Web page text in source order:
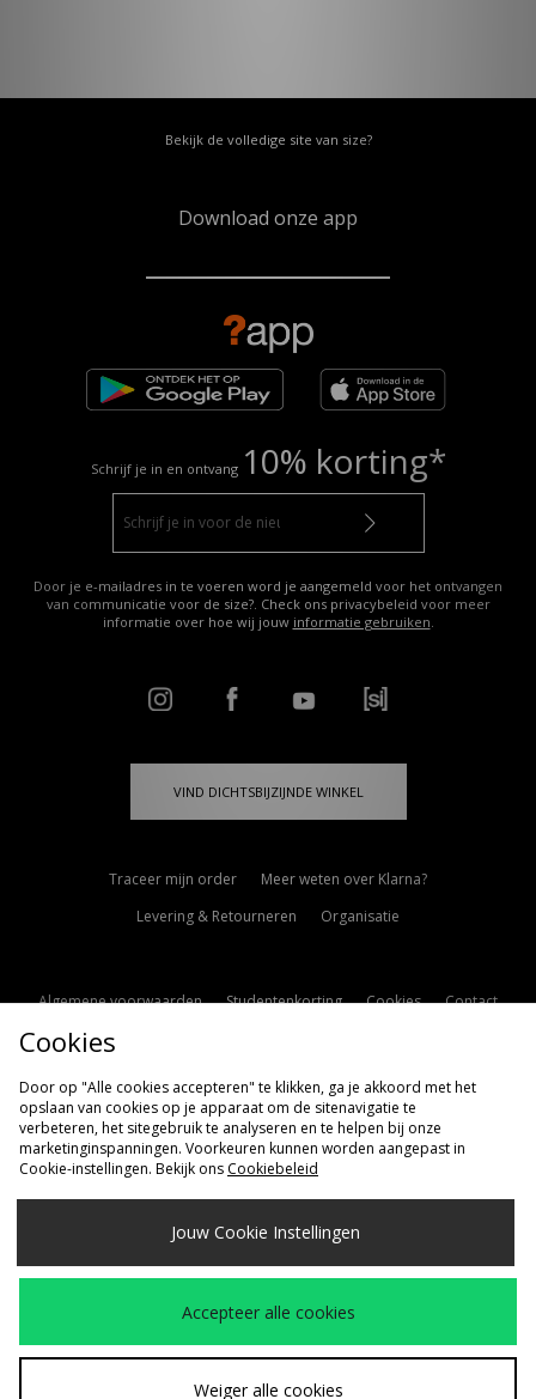
Bekijk de volledige site van size?
Download onze app
Schrijf je in en ontvang 10% korting*
Door je e-mailadres in te voeren word je aangemeld voor het ontvangen
van communicatie voor de size?. Check ons privacybeleid voor meer
informatie over hoe wij jouw informatie gebruiken
VIND DICHTSBIJZIJNDE WINKEL
Traceer mijn order
Meer weten over Klarna?
Levering & Retourneren
Organisatie
Algemene voorwaarden Studentenkorting Cookies
Contact
Cookie Instellingen
Verzenden Naar
Nederland
Wij accepteren de volgende betaalmethoden
Bezoek onze bedrijfspagina www.jdplc.com
Cookies
Door op "Alle cookies accepteren" te klikken, ga je akkoord met het
opslaan van cookies op je apparaat om de sitenavigatie te
verbeteren, het sitegebruik te analyseren en te helpen bij onze
marketinginspanningen. Voorkeuren kunnen worden aangepast in
Cookie-instellingen. Bekijk ons Cookiebeleid
Jouw Cookie Instellingen
Accepteer alle cookies
Weiger alle cookies